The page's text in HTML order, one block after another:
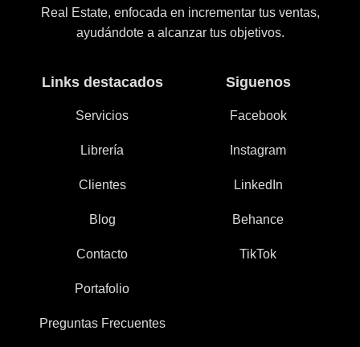
Real Estate, enfocada en incrementar tus ventas,
ayudándote a alcanzar tus objetivos.
Links destacados
Servicios
Librería
Clientes
Blog
Contacto
Portafolio
Preguntas Frecuentes
Siguenos
Facebook
Instagram
LinkedIn
Behance
TikTok